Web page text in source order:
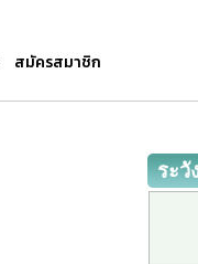
สมัครสมาชิก
ระวั